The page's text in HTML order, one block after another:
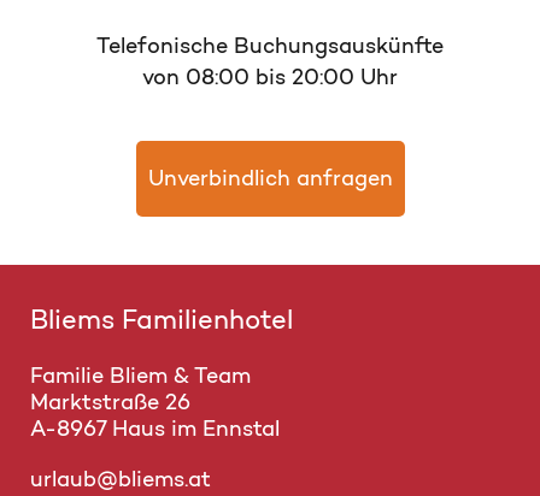
Telefonische Buchungsauskünfte
von 08:00 bis 20:00 Uhr
Unverbindlich anfragen
Bliems Familienhotel
Familie Bliem & Team
Marktstraße 26
A-8967 Haus im Ennstal
urlaub@bliems.at